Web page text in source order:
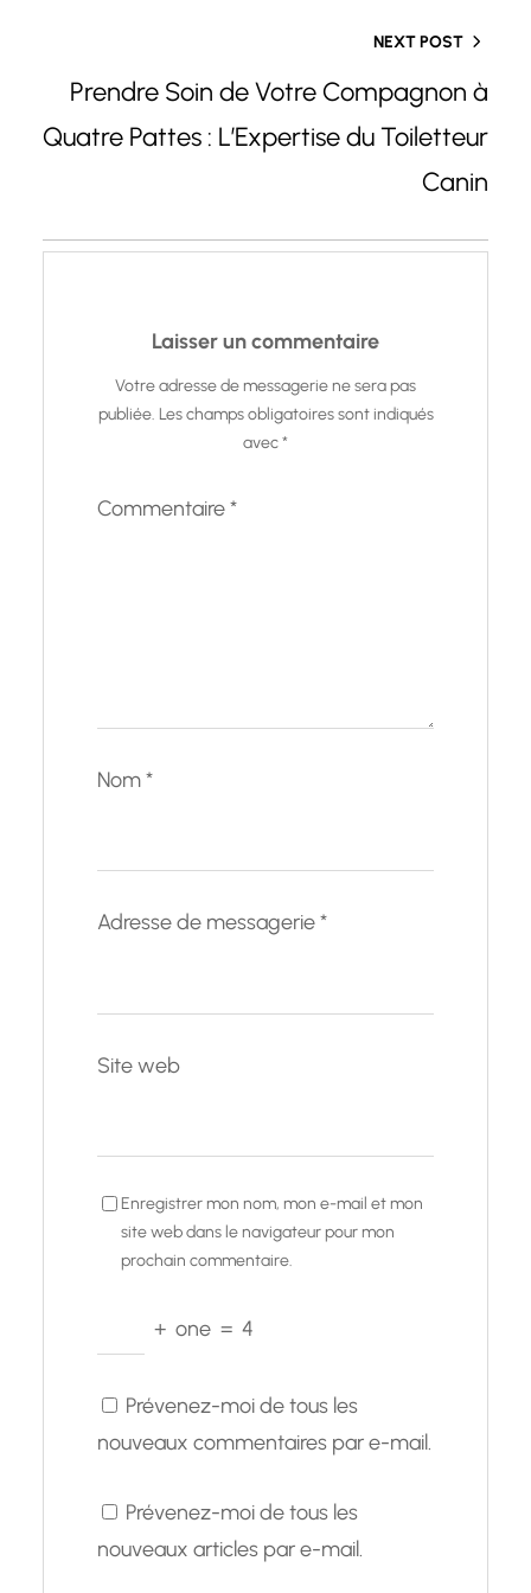
NEXT POST
Prendre Soin de Votre Compagnon à
Quatre Pattes : L’Expertise du Toiletteur
Canin
Laisser un commentaire
Votre adresse de messagerie ne sera pas
publiée. Les champs obligatoires sont indiqués
avec*
Commentaire*
Nom*
Adresse de messagerie*
Site web
Enregistrer mon nom, mon e-mail et mon
site web dans le navigateur pour mon
prochain commentaire.
+ one = 4
Prévenez-moi de tous les
nouveaux commentaires par e-mail.
Prévenez-moi de tous les
nouveaux articles par e-mail.